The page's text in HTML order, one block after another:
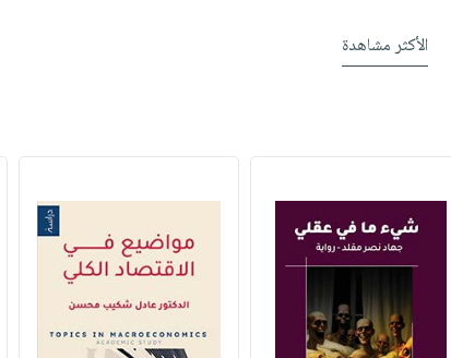
الأكثر مشاهدة